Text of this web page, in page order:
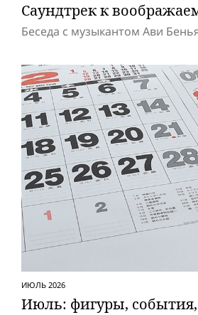
Саундтрек к
Беседа с музыкантом Ави
ИЮЛЬ 2026
Июль: фигуры,